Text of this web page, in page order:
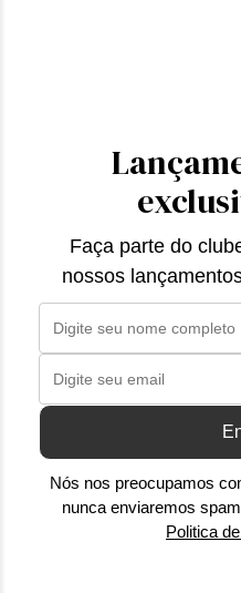
Faça parte do
nossos
Nós nos preocupamos
nunca enviaremos
Politica